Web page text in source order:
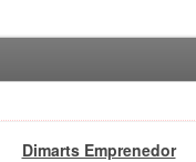
Dimarts Emprenedor